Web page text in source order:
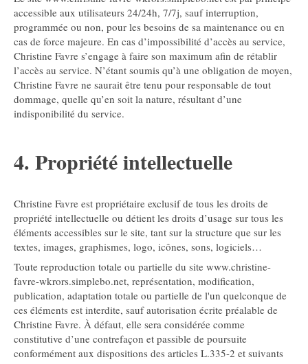
accessible aux utilisateurs 24/24h, 7/7j, sauf interruption,
programmée ou non, pour les besoins de sa maintenance ou en
cas de force majeure. En cas d’impossibilité d’accès au service,
Christine Favre s’engage à faire son maximum afin de rétablir
l’accès au service. N’étant soumis qu’à une obligation de moyen,
Christine Favre ne saurait être tenu pour responsable de tout
dommage, quelle qu’en soit la nature, résultant d’une
indisponibilité du service.
4. Propriété intellectuelle
Christine Favre est propriétaire exclusif de tous les droits de
propriété intellectuelle ou détient les droits d’usage sur tous les
éléments accessibles sur le site, tant sur la structure que sur les
textes, images, graphismes, logo, icônes, sons, logiciels…
Toute reproduction totale ou partielle du site www.christine-
favre-wkrors.simplebo.net, représentation, modification,
publication, adaptation totale ou partielle de l'un quelconque de
ces éléments est interdite, sauf autorisation écrite préalable de
Christine Favre. À défaut, elle sera considérée comme
constitutive d’une contrefaçon et passible de poursuite
conformément aux dispositions des articles L.335-2 et suivants